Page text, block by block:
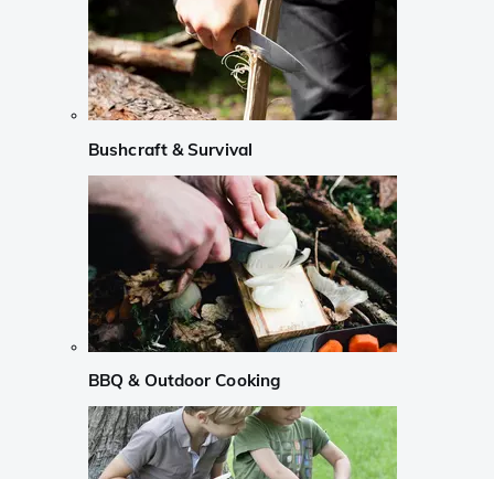
Bushcraft & Survival
BBQ & Outdoor Cooking